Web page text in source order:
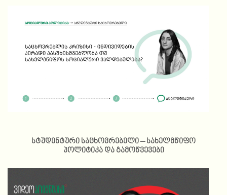
სტუდენტური საცხოვრებელი – სახელმწიფო
პოლიტიკა და გამოწვევები